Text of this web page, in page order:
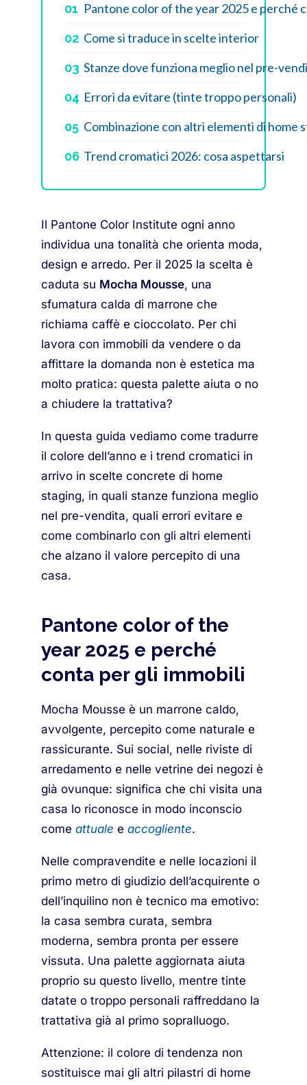
01 Pantone color of the year 2025 e perché
02 Come si traduce in scelte interior
03 Stanze dove funziona meglio nel pre-
04 Errori da evitare (tinte troppo personali)
05 Combinazione con altri elementi di home
06 Trend cromatici 2026: cosa aspettarsi
Il Pantone Color Institute ogni anno
individua una tonalità che orienta moda,
design e arredo. Per il 2025 la scelta è
caduta su Mocha Mousse, una
sfumatura calda di marrone che
richiama caffè e cioccolato. Per chi
lavora con immobili da vendere o da
affittare la domanda non è estetica ma
molto pratica: questa palette aiuta o no
a chiudere la trattativa?
In questa guida vediamo come tradurre
il colore dell’anno e i trend cromatici in
arrivo in scelte concrete di home
staging, in quali stanze funziona meglio
nel pre-vendita, quali errori evitare e
come combinarlo con gli altri elementi
che alzano il valore percepito di una
casa.
Pantone color of the
year 2025 e perché
conta per gli immobili
Mocha Mousse è un marrone caldo,
avvolgente, percepito come naturale e
rassicurante. Sui social, nelle riviste di
arredamento e nelle vetrine dei negozi è
già ovunque: significa che chi visita una
casa lo riconosce in modo inconscio
come attuale e accogliente.
Nelle compravendite e nelle locazioni il
primo metro di giudizio dell’acquirente o
dell’inquilino non è tecnico ma emotivo:
la casa sembra curata, sembra
moderna, sembra pronta per essere
vissuta. Una palette aggiornata aiuta
proprio su questo livello, mentre tinte
datate o troppo personali raffreddano la
trattativa già al primo sopralluogo.
Attenzione: il colore di tendenza non
sostituisce mai gli altri pilastri di home